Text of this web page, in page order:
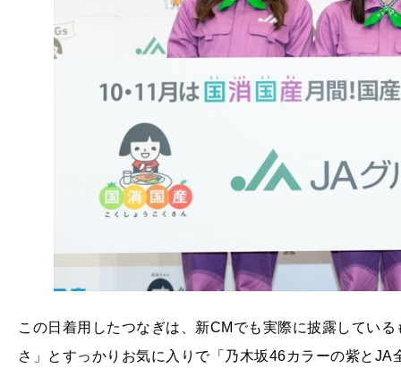
この日着用したつなぎは、新CMでも実際に披露してい
さ」とすっかりお気に入りで「乃木坂46カラーの紫と